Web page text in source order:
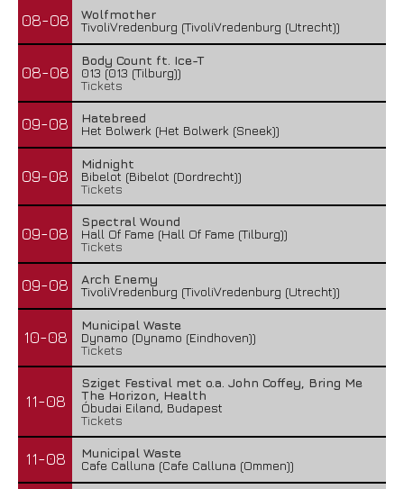
08-08
Wolfmother
TivoliVredenburg (TivoliVredenburg (Utrecht))
08-08
Body Count ft. Ice-T
013 (013 (Tilburg))
Tickets
09-08
Hatebreed
Het Bolwerk (Het Bolwerk (Sneek))
09-08
Midnight
Bibelot (Bibelot (Dordrecht))
Tickets
09-08
Spectral Wound
Hall Of Fame (Hall Of Fame (Tilburg))
Tickets
09-08
Arch Enemy
TivoliVredenburg (TivoliVredenburg (Utrecht))
10-08
Municipal Waste
Dynamo (Dynamo (Eindhoven))
Tickets
11-08
Sziget Festival met o.a. John Coffey, Bring Me
The Horizon, Health
Óbudai Eiland, Budapest
Tickets
11-08
Municipal Waste
Cafe Calluna (Cafe Calluna (Ommen))